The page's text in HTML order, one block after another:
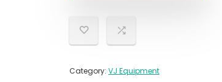
Category: VJ Equipment